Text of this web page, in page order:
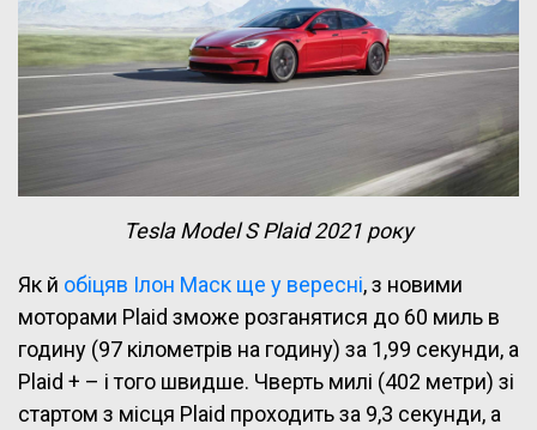
Tesla Model S Plaid 2021 року
Як й обіцяв Ілон Маск ще у вересні, з новими
моторами Plaid зможе розганятися до 60 миль в
годину (97 кілометрів на годину) за 1,99 секунди, а
Plaid + – і того швидше. Чверть милі (402 метри) зі
стартом з місця Plaid проходить за 9,3 секунди, а